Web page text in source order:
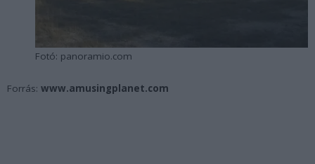
Fotó: panoramio.com
Forrás: www.amusingplanet.com